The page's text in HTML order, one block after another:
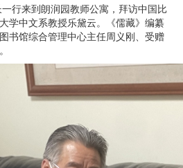
行来到朗润园教师公寓，拜访中国比
学中文系教授乐黛云。《儒藏》编纂
书馆综合管理中心主任周义刚、受赠